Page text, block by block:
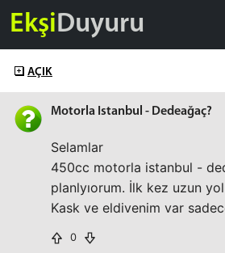
EkşiDuyuru
AÇIK
Motorla Istanbul - Dedeağaç?
Selamlar
450cc motorla istanbul -
planlyıorum. İlk kez uzun
Kask ve eldivenim var
0